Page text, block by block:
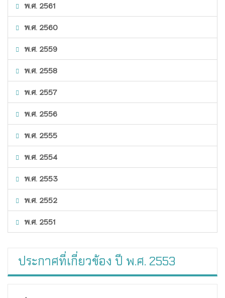
พ.ศ. 2561
พ.ศ. 2560
พ.ศ. 2559
พ.ศ. 2558
พ.ศ. 2557
พ.ศ. 2556
พ.ศ. 2555
พ.ศ. 2554
พ.ศ. 2553
พ.ศ. 2552
พ.ศ. 2551
ประกาศที่เกี่ยวข้อง ปี พ.ศ. 2553